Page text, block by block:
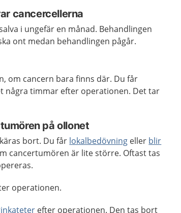
cancercellerna
i ungefär en månad. Behandlingen
ont medan behandlingen pågår.
om cancern bara finns där. Du får
några timmar efter operationen. Det tar
på ollonet
bort. Du får lokalbedövning eller blir
cancertumören är lite större. Oftast tas
operationen.
efter operationen. Den tas bort